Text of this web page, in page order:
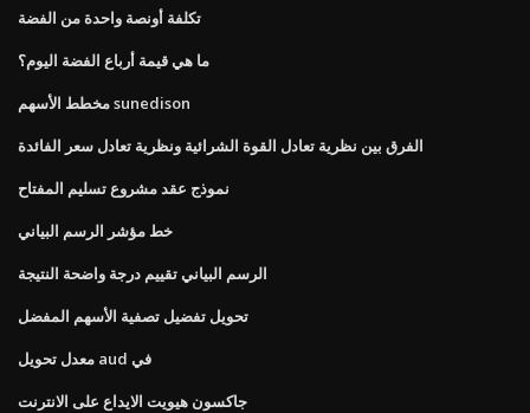
تكلفة أونصة واحدة من الفضة
ما هي قيمة أرباع الفضة اليوم؟
مخطط الأسهم sunedison
الفرق بين نظرية تعادل القوة الشرائية ونظرية تعادل سعر الفائدة
نموذج عقد مشروع تسليم المفتاح
خط مؤشر الرسم البياني
الرسم البياني تقييم درجة واضحة النتيجة
تحويل تفضيل تصفية الأسهم المفضل
معدل تحويل aud في
جاكسون هيويت الايداع على الانترنت